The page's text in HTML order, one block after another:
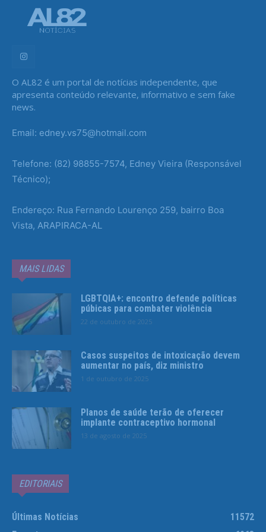
O AL82 é um portal de notícias independente, que
apresenta conteúdo relevante, informativo e sem fake
news.
Email: edney.vs75@hotmail.com
Telefone: (82) 98855-7574, Edney Vieira (Responsável
Técnico);
Endereço: Rua Fernando Lourenço 259, bairro Boa
Vista, ARAPIRACA-AL
MAIS LIDAS
LGBTQIA+: encontro defende políticas
púbicas para combater violência
22 de outubro de 2025
Casos suspeitos de intoxicação devem
aumentar no país, diz ministro
1 de outubro de 2025
Planos de saúde terão de oferecer
implante contraceptivo hormonal
13 de agosto de 2025
EDITORIAIS
Últimas Notícias
11572